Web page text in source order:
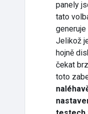
panely
tato
Jelikož
hojně
čekat
toto